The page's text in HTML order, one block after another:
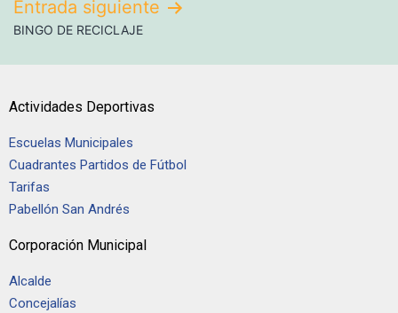
Entrada siguiente
BINGO DE RECICLAJE
Actividades Deportivas
Escuelas Municipales
Cuadrantes Partidos de Fútbol
Tarifas
Pabellón San Andrés
Corporación Municipal
Alcalde
Concejalías